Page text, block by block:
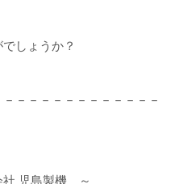
しょうか？
－－－－－－－－－－－－
児島製機 ～